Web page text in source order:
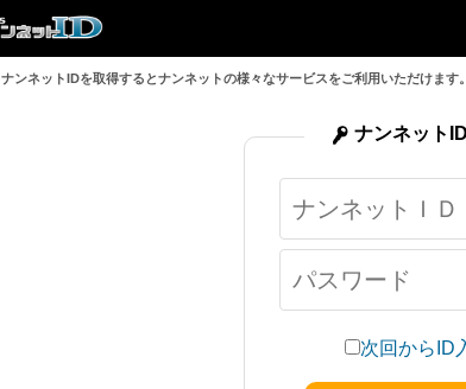
ナンネットIDを取得するとナンネットの様々なサービスをご利用いただけます
次回からID
ナンネット